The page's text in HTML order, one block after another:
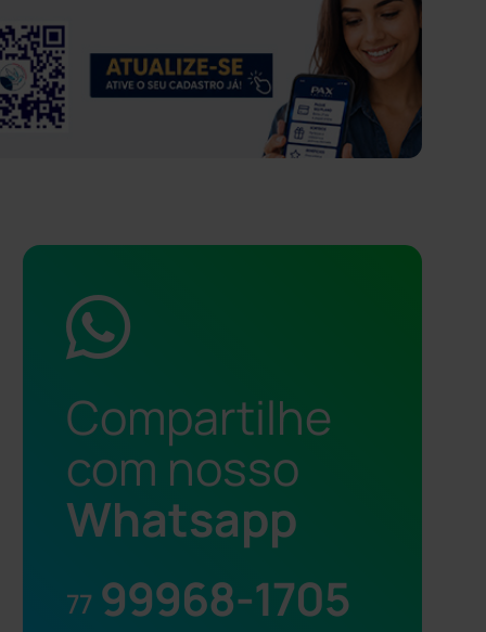
Compartilhe
com nosso
Whatsapp
77 99968-1705